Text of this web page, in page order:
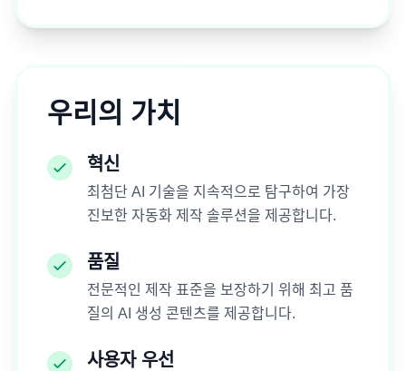
우리의 가치
혁신
최첨단 AI 기술을 지속적으로 탐구하여 가장
진보한 자동화 제작 솔루션을 제공합니다.
품질
전문적인 제작 표준을 보장하기 위해 최고 품
질의 AI 생성 콘텐츠를 제공합니다.
사용자 우선